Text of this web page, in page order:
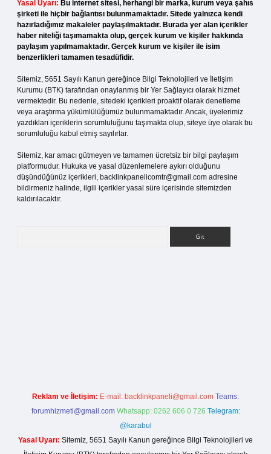
Yasal Uyarı: Bu internet sitesi, herhangi bir marka, kurum veya şahıs
şirketi ile hiçbir bağlantısı bulunmamaktadır. Sitede yalnızca kendi
hazırladığımız makaleler paylaşılmaktadır. Burada yer alan içerikler
haber niteliği taşımamakta olup, gerçek kurum ve kişiler hakkında
paylaşım yapılmamaktadır. Gerçek kurum ve kişiler ile isim
benzerlikleri tamamen tesadüfidir.
Sitemiz, 5651 Sayılı Kanun gereğince Bilgi Teknolojileri ve İletişim
Kurumu (BTK) tarafından onaylanmış bir Yer Sağlayıcı olarak hizmet
vermektedir. Bu nedenle, sitedeki içerikleri proaktif olarak denetleme
veya araştırma yükümlülüğümüz bulunmamaktadır. Ancak, üyelerimiz
yazdıkları içeriklerin sorumluluğunu taşımakta olup, siteye üye olarak bu
sorumluluğu kabul etmiş sayılırlar.
Sitemiz, kar amacı gütmeyen ve tamamen ücretsiz bir bilgi paylaşım
platformudur. Hukuka ve yasal düzenlemelere aykırı olduğunu
düşündüğünüz içerikleri, backlinkpanelicomtr@gmail.com adresine
bildirmeniz halinde, ilgili içerikler yasal süre içerisinde sitemizden
kaldırılacaktır.
Reklam ve İletişim: E-mail: backlinkpaneli@gmail.com Teams:
forumhizmeti@gmail.com Whatsapp: 0262 606 0 726 Telegram:
@karabul
Yasal Uyarı: Sitemiz, 5651 Sayılı Kanun gereğince Bilgi Teknolojileri ve